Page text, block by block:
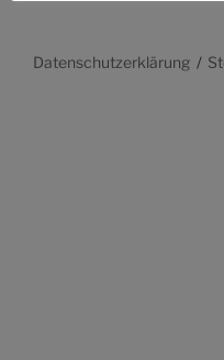
Datenschutzerklärung